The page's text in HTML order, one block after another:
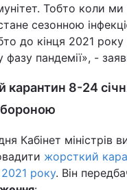
Тобто коли
сезонною
до кінця 2021
фазу пандемії», -
карантин 8-24
Кабінет міністрів
жорсткий
2021 року. Він